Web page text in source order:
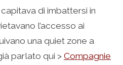
di imbattersi in
l’accesso ai
una quiet zone a
parlato qui > Compagnie